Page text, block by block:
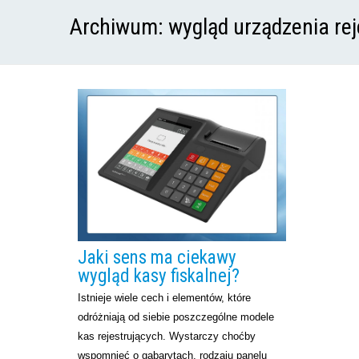
Archiwum: wygląd urządzenia
Jaki sens ma ciekawy
wygląd kasy fiskalnej?
Istnieje wiele cech i elementów, które
odróżniają od siebie poszczególne modele
kas rejestrujących. Wystarczy choćby
wspomnieć o gabarytach, rodzaju panelu